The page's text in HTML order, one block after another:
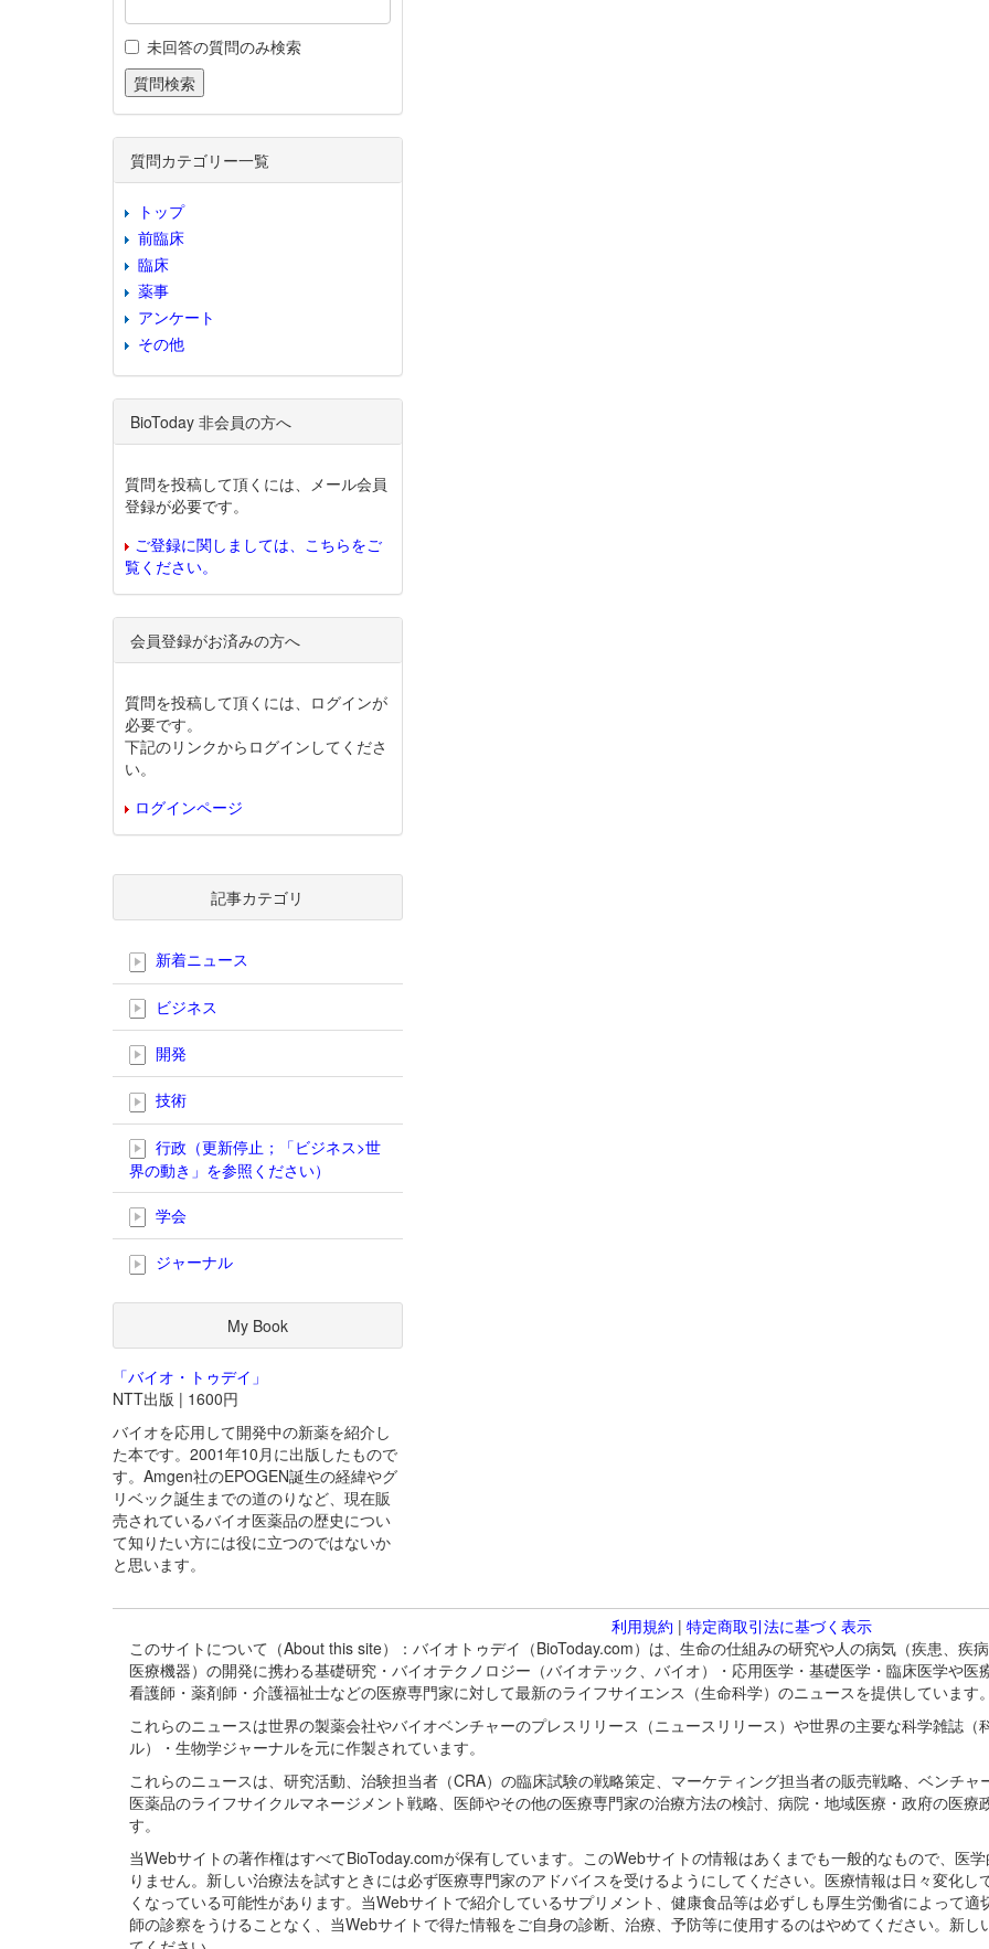
未回答の質問のみ検索
質問カテゴリー一覧
トップ
前臨床
臨床
薬事
アンケート
その他
BioToday 非会員の方へ
質問を投稿して頂くには、メール会員
登録が必要です。
ご登録に関しましては、こちらをご
覧ください。
会員登録がお済みの方へ
質問を投稿して頂くには、ログインが
必要です。
下記のリンクからログインしてくださ
い。
ログインページ
記事カテゴリ
新着ニュース
ビジネス
開発
技術
行政（更新停止；「ビジネス>世
界の動き」を参照ください）
学会
ジャーナル
My Book
「バイオ・トゥデイ」
NTT出版 | 1600円
バイオを応用して開発中の新薬を紹介し
た本です。2001年10月に出版したもので
す。Amgen社のEPOGEN誕生の経緯やグ
リベック誕生までの道のりなど、現在販
売されているバイオ医薬品の歴史につい
て知りたい方には役に立つのではないか
と思います。
利用規約 | 特定商取引法に基づく表示
このサイトについて（About this site）：バイオトゥデイ（BioToday.com）は、生命の仕組みの研究や人の病気（疾患、疾
医療機器）の開発に携わる基礎研究・バイオテクノロジー（バイオテック、バイオ）・応用医学・基礎医学・臨床医学や
看護師・薬剤師・介護福祉士などの医療専門家に対して最新のライフサイエンス（生命科学）のニュースを提供しています
これらのニュースは世界の製薬会社やバイオベンチャーのプレスリリース（ニュースリリース）や世界の主要な科学雑誌
ル）・生物学ジャーナルを元に作製されています。
これらのニュースは、研究活動、治験担当者（CRA）の臨床試験の戦略策定、マーケティング担当者の販売戦略、ベンチ
医薬品のライフサイクルマネージメント戦略、医師やその他の医療専門家の治療方法の検討、病院・地域医療・政府の医
す。
当Webサイトの著作権はすべてBioToday.comが保有しています。このWebサイトの情報はあくまでも一般的なもので、医
りません。新しい治療法を試すときには必ず医療専門家のアドバイスを受けるようにしてください。医療情報は日々変化
くなっている可能性があります。当Webサイトで紹介しているサプリメント、健康食品等は必ずしも厚生労働省によって
師の診察をうけることなく、当Webサイトで得た情報をご自身の診断、治療、予防等に使用するのはやめてください。新